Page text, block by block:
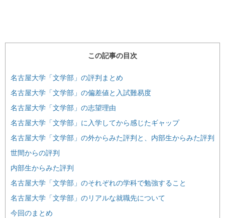
この記事の目次
名古屋大学「文学部」の評判まとめ
名古屋大学「文学部」の偏差値と入試難易度
名古屋大学「文学部」の志望理由
名古屋大学「文学部」に入学してから感じたギャップ
名古屋大学「文学部」の外からみた評判と、内部生からみた評判
世間からの評判
内部生からみた評判
名古屋大学「文学部」のそれぞれの学科で勉強すること
名古屋大学「文学部」のリアルな就職先について
今回のまとめ